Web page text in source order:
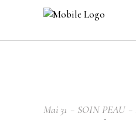
Mai 31 SOIN PEAU